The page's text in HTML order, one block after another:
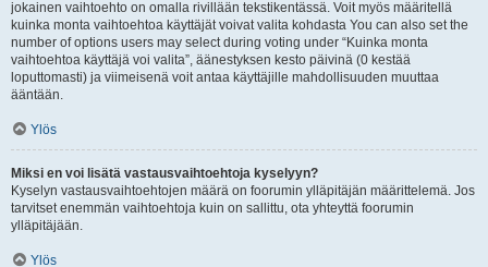
jokainen vaihtoehto on omalla rivillään tekstikentässä. Voit myös määritellä
kuinka monta vaihtoehtoa käyttäjät voivat valita kohdasta You can also set the
number of options users may select during voting under “Kuinka monta
vaihtoehtoa käyttäjä voi valita”, äänestyksen kesto päivinä (0 kestää
loputtomasti) ja viimeisenä voit antaa käyttäjille mahdollisuuden muuttaa
ääntään.
Ylös
Miksi en voi lisätä vastausvaihtoehtoja kyselyyn?
Kyselyn vastausvaihtoehtojen määrä on foorumin ylläpitäjän määrittelemä. Jos
tarvitset enemmän vaihtoehtoja kuin on sallittu, ota yhteyttä foorumin
ylläpitäjään.
Ylös